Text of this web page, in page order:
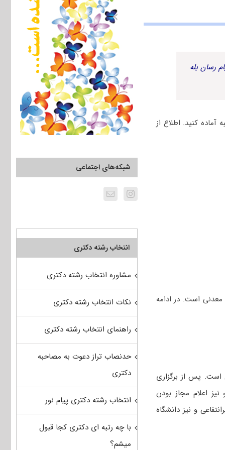
رسان بله
کنید. اطلاع از
است. در ادامه
است. پس از برگزاری
نیز اعلام مجاز بودن
و نیز دانشگاه
شبکه‌های اجتماعی
انتخاب رشته دکتری
مشاوره انتخاب رشته دکتری
نکات انتخاب رشته دکتری
راهنمای انتخاب رشته دکتری
حدنصاب تراز دعوت به مصاحبه
دکتری
انتخاب رشته دکتری پیام نور
با چه رتبه ای دکتری کجا قبول
میشم؟